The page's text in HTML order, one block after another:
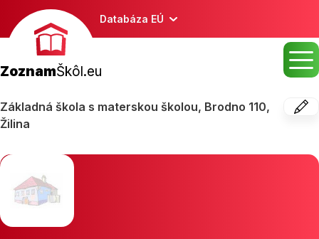
Databáza EÚ
ZoznamŠkôl.eu
Základná škola s materskou školou, Brodno 110,
Žilina